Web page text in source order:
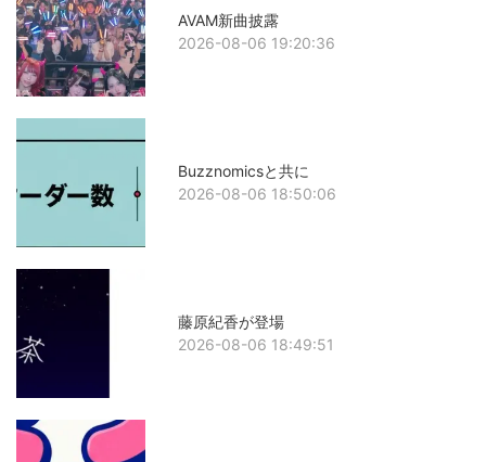
AVAM新曲披露
2026-08-06 19:20:36
Buzznomicsと共に
2026-08-06 18:50:06
藤原紀香が登場
2026-08-06 18:49:51